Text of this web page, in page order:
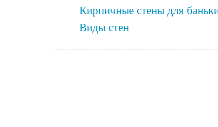
Кирпичные стены для
Виды стен